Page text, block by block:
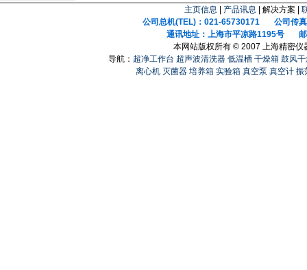
主页信息 产品讯息 | 解决方案 |
公司总机(TEL)：021-65730171 公司传真
通讯地址：上海市平凉路1195号 邮
本网站版权所有 © 2007 上海精密仪
导航： 超净工作台 超声波清洗器 低温槽 干燥箱 鼓风
离心机 灭菌器 培养箱 实验箱 真空泵 真空计 振